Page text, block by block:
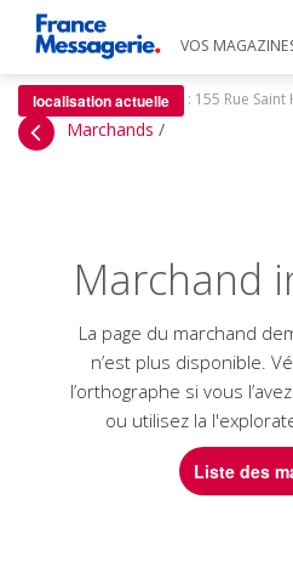
VOS
localisation actuelle : 155 Rue
Marchands /
Marchand
La page du marchand
n’est plus disponible.
l’orthographe si vous
ou utilisez la
Liste des